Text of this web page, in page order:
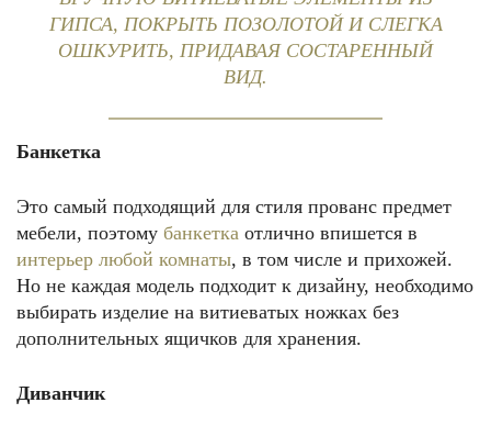
ГИПСА, ПОКРЫТЬ ПОЗОЛОТОЙ И СЛЕГКА
ОШКУРИТЬ, ПРИДАВАЯ СОСТАРЕННЫЙ
ВИД.
Банкетка
Это самый подходящий для стиля прованс предмет
мебели, поэтому банкетка отлично впишется в
интерьер любой комнаты, в том числе и прихожей.
Но не каждая модель подходит к дизайну, необходимо
выбирать изделие на витиеватых ножках без
дополнительных ящичков для хранения.
Диванчик